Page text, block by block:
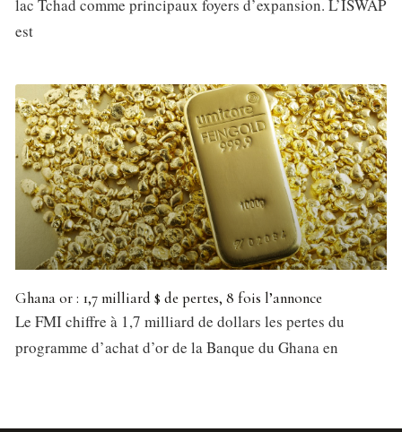
lac Tchad comme principaux foyers d’expansion. L’ISWAP
est
Ghana or : 1,7 milliard $ de pertes, 8 fois l’annonce
Le FMI chiffre à 1,7 milliard de dollars les pertes du
programme d’achat d’or de la Banque du Ghana en